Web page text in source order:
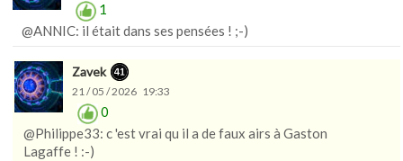
1
@ANNIC: il était dans ses pensées ! ;-)
Zavek
21 / 05 / 2026 19:33
0
@Philippe33: c 'est vrai qu il a de faux airs à Gaston
Lagaffe ! :-)